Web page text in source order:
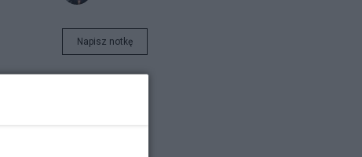
Napisz notkę